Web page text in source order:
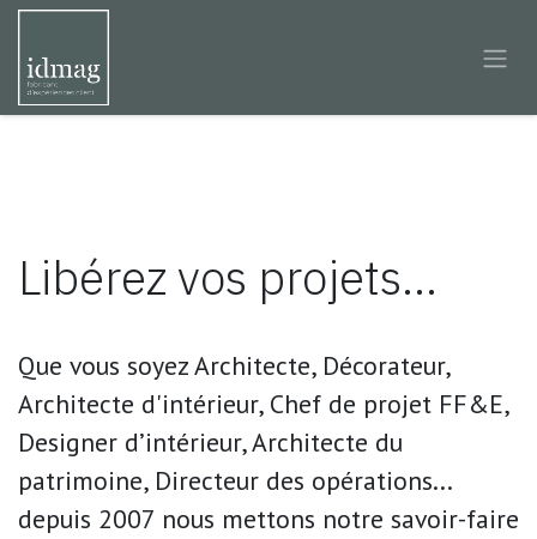
Se rendre au contenu
Libérez vos projets...
Que vous soyez Architecte, Décorateur,
Architecte d'intérieur, Chef de projet FF&E,
Designer d’intérieur, Architecte du
patrimoine, Directeur des opérations...
depuis 2007 nous mettons notre savoir-faire